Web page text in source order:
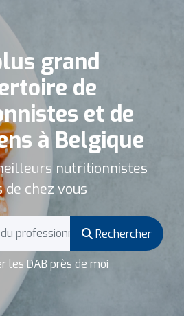
grand
de
et de
à Belgique
nutritionnistes
de chez vous
Rechercher
les DAB près de moi